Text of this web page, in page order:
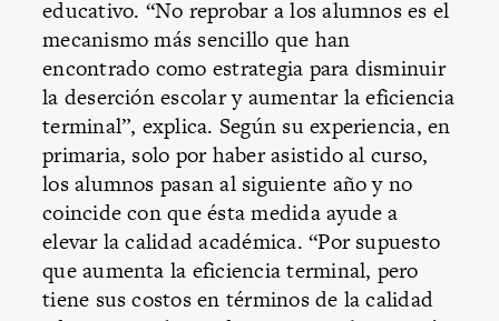
educativo. “No reprobar a los alumnos es el
mecanismo más sencillo que han
encontrado como estrategia para disminuir
la deserción escolar y aumentar la eficiencia
terminal”, explica. Según su experiencia, en
primaria, solo por haber asistido al curso,
los alumnos pasan al siguiente año y no
coincide con que ésta medida ayude a
elevar la calidad académica. “Por supuesto
que aumenta la eficiencia terminal, pero
tiene sus costos en términos de la calidad